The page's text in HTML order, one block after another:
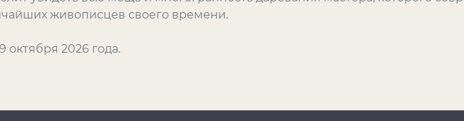
живописцев своего времени.
октября 2026 года.